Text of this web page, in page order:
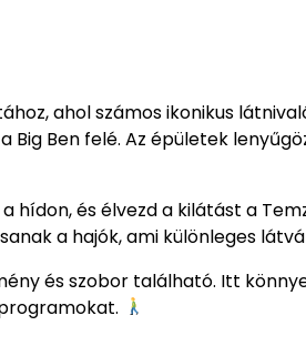
ahol számos ikonikus
Ben felé. Az épületek
és élvezd a kilátást a
a hajók, ami különleges
és szobor található. Itt